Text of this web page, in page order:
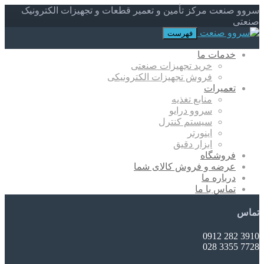
سروو صنعت مرکز تأمین و تعمیر قطعات و تجهیزات الکترونیک
صنعتی
فهرست
خدمات ما
خرید تجهیزات صنعتی
فروش تجهیزات الکترونیکی
تعمیرات
منابع تغذیه
سروو درایو
سیستم کنترل
اینورتر
ابزار دقیق
فروشگاه
عرضه و فروش کالای شما
درباره ما
تماس با ما
تماس
3910 282 0912
7728 3355 028